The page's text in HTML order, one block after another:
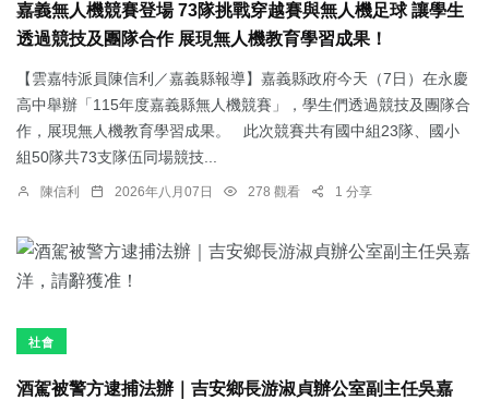
嘉義無人機競賽登場 73隊挑戰穿越賽與無人機足球 讓學生
透過競技及團隊合作 展現無人機教育學習成果！
【雲嘉特派員陳信利／嘉義縣報導】嘉義縣政府今天（7日）在永慶
高中舉辦「115年度嘉義縣無人機競賽」，學生們透過競技及團隊合
作，展現無人機教育學習成果。 此次競賽共有國中組23隊、國小
組50隊共73支隊伍同場競技...
陳信利 2026年八月07日 278 觀看 1 分享
社會
酒駕被警方逮捕法辦｜吉安鄉長游淑貞辦公室副主任吳嘉